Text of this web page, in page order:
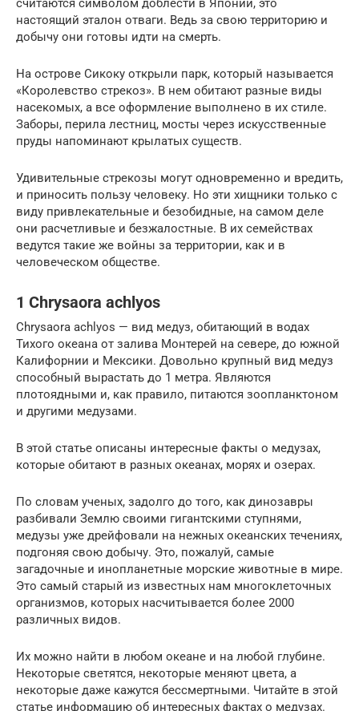
считаются символом доблести в Японии, это
настоящий эталон отваги. Ведь за свою территорию и
добычу они готовы идти на смерть.
На острове Сикоку открыли парк, который называется
«Королевство стрекоз». В нем обитают разные виды
насекомых, а все оформление выполнено в их стиле.
Заборы, перила лестниц, мосты через искусственные
пруды напоминают крылатых существ.
Удивительные стрекозы могут одновременно и вредить,
и приносить пользу человеку. Но эти хищники только с
виду привлекательные и безобидные, на самом деле
они расчетливые и безжалостные. В их семействах
ведутся такие же войны за территории, как и в
человеческом обществе.
1 Chrysaora achlyos
Chrysaora achlyos — вид медуз, обитающий в водах
Тихого океана от залива Монтерей на севере, до южной
Калифорнии и Мексики. Довольно крупный вид медуз
способный вырастать до 1 метра. Являются
плотоядными и, как правило, питаются зоопланктоном
и другими медузами.
В этой статье описаны интересные факты о медузах,
которые обитают в разных океанах, морях и озерах.
По словам ученых, задолго до того, как динозавры
разбивали Землю своими гигантскими ступнями,
медузы уже дрейфовали на нежных океанских течениях,
подгоняя свою добычу. Это, пожалуй, самые
загадочные и инопланетные морские животные в мире.
Это самый старый из известных нам многоклеточных
организмов, которых насчитывается более 2000
различных видов.
Их можно найти в любом океане и на любой глубине.
Некоторые светятся, некоторые меняют цвета, а
некоторые даже кажутся бессмертными. Читайте в этой
статье информацию об интересных фактах о медузах.